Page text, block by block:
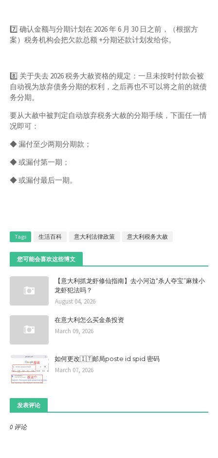
7️⃣ 确认金额与分期计划 在 2026 年 6 月 30 日之前，（根据方
案）税务机构会把欠款总额 +分期还款计划发给你。
8️⃣ 关于失去 2026 税务大赦资格的规定：一旦未按时付款会被
自动视为放弃债务分期的权利，之后再也不可以将之前的就债
务分期。
要从大赦中被判定自动放弃税务大赦的分期手续，下面任一情
况即可：
◆ 漏付至少两期分期款；
◆ 或漏付第一期；
◆ 或漏付最后一期。
Tags 生活百科 意大利法律政策 意大利税务大赦
您可能会喜欢这些博文
【意大利抓龙虾修仙指南】去小河边“杀人夺宝”麻辣小
龙虾犯法吗？
August 04, 2026
在意大利怎么买金条投资
March 09, 2026
如何更改🇮🇹邮局poste id spid 密码
March 07, 2026
发表评论
0 评论